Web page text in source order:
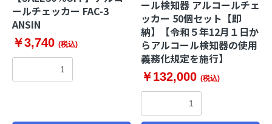
ールチェッカー FAC-3
ANSIN
￥3,740 (税込)
ール検知器 アルコールチェ
ッカー 50個セット【即
納】【令和５年12月１日か
らアルコール検知器の使用
義務化規定を施行】
￥132,000 (税込)